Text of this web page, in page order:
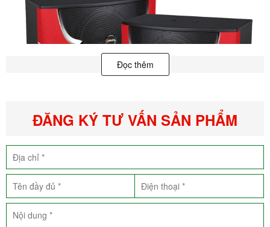
▼ 10 Yingcun nhẹ cao quyền lực ổ woofer
▼ . 4 ngày [Phi] 13 là một bài báo lõi nón đầy đủ nón Tweeter
Bề mặt được xử lý bằng da chống mài mòn màu đen
Có đáp ứng trục và trục ngoài đồng đều và trơn tru
Đọc thêm
ĐĂNG KÝ TƯ VẤN SẢN PHẨM